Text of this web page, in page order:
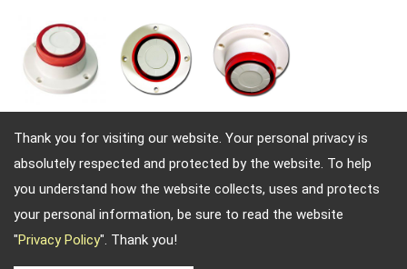
Thank you for visiting our website. Your personal privacy is
absolutely respected and protected by the website. To help
you understand how the website collects, uses and protects
your personal information, be sure to read the website
"Privacy Policy". Thank you!
Adresse: 4, Sec. 4, Jen-Ai Rd. Taipei, Taiwan, 10684
TEL: 886-2-2708-5151 FAX: 886-2-2703-5588 Email:
info@keysecurity.com.tw